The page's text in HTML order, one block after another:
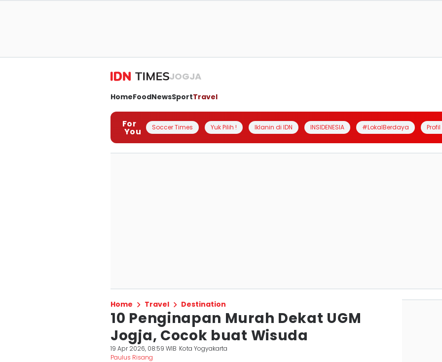
JOGJA
HomeFoodNewsSportTravel
For
You Soccer Times Yuk Pilih ! Iklanin di IDN INSIDENESIA #LokalBerdaya
Home Travel Destination
10 Penginapan Murah Dekat UGM
Jogja, Cocok buat Wisuda
19 Apr 2026, 08:59 WIB Kota Yogyakarta
Paulus Risang